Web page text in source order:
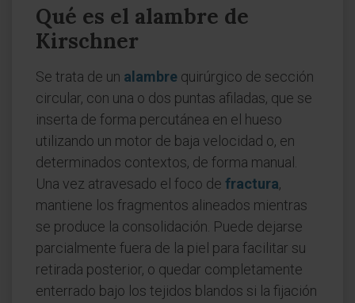
Qué es el alambre de
Kirschner
Se trata de un alambre quirúrgico de sección
circular, con una o dos puntas afiladas, que se
inserta de forma percutánea en el hueso
utilizando un motor de baja velocidad o, en
determinados contextos, de forma manual.
Una vez atravesado el foco de fractura,
mantiene los fragmentos alineados mientras
se produce la consolidación. Puede dejarse
parcialmente fuera de la piel para facilitar su
retirada posterior, o quedar completamente
enterrado bajo los tejidos blandos si la fijación